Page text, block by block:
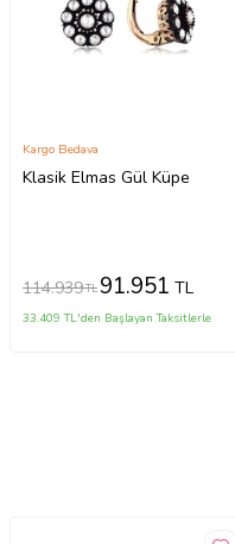
Klasik Elmas Gül Küpe
Kargo Bedava
114.939TL 91.951 TL
33.409 TL'den Başlayan Taksitlerle